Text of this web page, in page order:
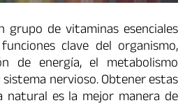
grupo de vitaminas esenciales
clave del organismo,
de energía, el metabolismo
nervioso. Obtener estas
es la mejor manera de